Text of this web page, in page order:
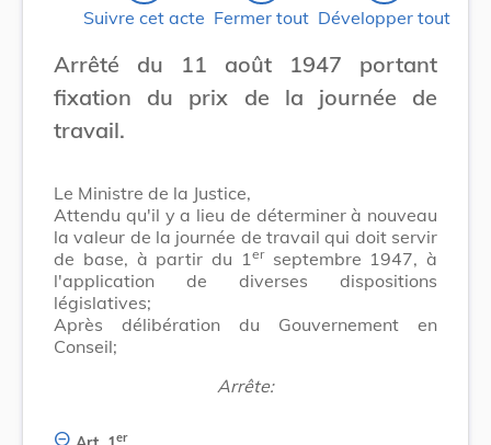
Suivre cet acte Fermer tout Développer tout
Arrêté du 11 août 1947 portant
fixation du prix de la journée de
travail.
Le Ministre de la Justice,
Attendu qu'il y a lieu de déterminer à nouveau
la valeur de la journée de travail qui doit servir
de base, à partir du 1 erseptembre 1947, à
l'application de diverses dispositions
législatives;
Après délibération du Gouvernement en
Conseil;
Arrête:
er